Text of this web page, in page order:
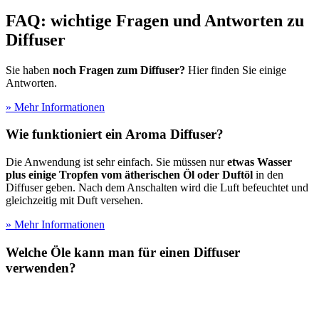
FAQ: wichtige Fragen und Antworten zu
Diffuser
Sie haben noch Fragen zum Diffuser? Hier finden Sie einige
Antworten.
» Mehr Informationen
Wie funktioniert ein Aroma Diffuser?
Die Anwendung ist sehr einfach. Sie müssen nuretwas Wasser
plus einige Tropfen vom ätherischen Öl oder Duftöl in den
Diffuser geben. Nach dem Anschalten wird die Luft befeuchtet und
gleichzeitig mit Duft versehen.
» Mehr Informationen
Welche Öle kann man für einen Diffuser
verwenden?